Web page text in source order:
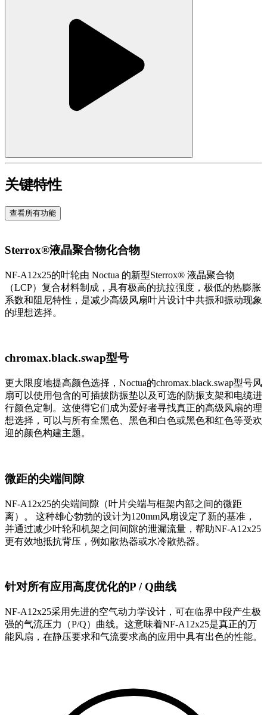
关键特性
查看所有功能
Sterrox®液晶聚合物化合物
NF-A12x25的叶轮由 Noctua 的新型Sterrox® 液晶聚合物
（LCP）复合材料制成，具有极高的抗拉强度，极低的热膨胀
系数和阻尼特性，是减少高级风扇叶片设计中共振和振动现象
的理想选择。
chromax.black.swap型号
更大限度地提高颜色选择，Noctua的chromax.black.swap型号风
扇可以使用包含的可插拔防振垫以及可选的防振支架和电缆进
行颜色定制。这使得它们成为爱好者寻找真正的高级风扇的理
想选择，可以与所有全黑色、黑色和白色或黑色和红色等受欢
迎的颜色构建主题。
微距的尖端间隙
NF-A12x25的尖端间隙（叶片尖端与框架内部之间的微距
离）。 这种雄心勃勃的设计为120mm风扇设定了新的基准，
并通过减少叶轮和机架之间间隙的泄漏流量，帮助NF-A12x25
更有效地抵抗背压，例如散热器或水冷散热器。
针对所有应用高度优化的P / Q曲线
NF-A12x25采用先进的空气动力学设计，可在临界中段产生极
强的气流压力（P/Q）曲线。这意味着NF-A12x25是真正的万
能风扇，在静压要求和气流要求高的应用中具有出色的性能。